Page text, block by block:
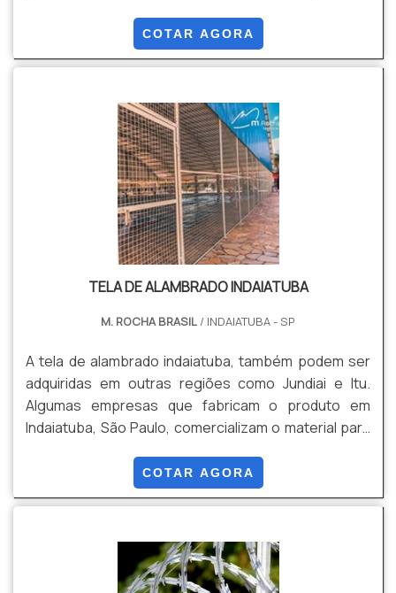
Revestimentos.Para comprar tela soldada, é
importante contar com o suporte de empresas
esse mercado. Conheça mais sobre as telas Uma
das mudanças mais perceptíveis no mercado de
telas é a melhora da tecnologia no pr.
COTAR AGORA
TELA DE ALAMBRADO INDAIATUBA
M. ROCHA BRASIL / INDAIATUBA - SP
A tela de alambrado indaiatuba, também podem ser
adquiridas em outras regiões como Jundiai e Itu.
Algumas empresas que fabricam o produto em
Indaiatuba, São Paulo, comercializam o material para
são bem populares e usados para cercar diversos
ambientes, sendo um produto altamente versátil. Os
conforme a necessidade do comprador, esta
alternativa torna o processo de instalação mais
prático e rápido.Além .
COTAR AGORA